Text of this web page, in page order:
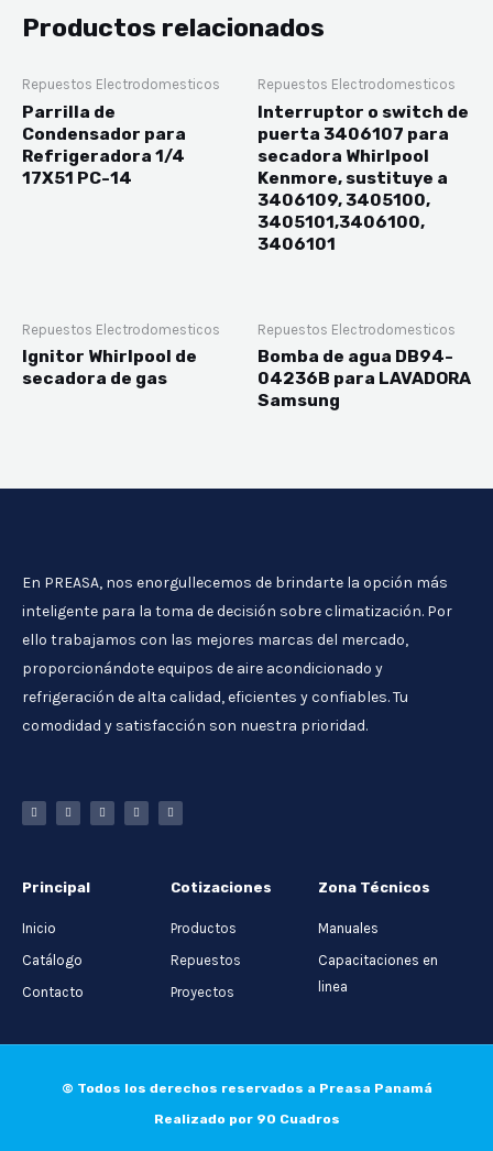
Productos relacionados
Repuestos Electrodomesticos
Parrilla de
Condensador para
Refrigeradora 1/4
17X51 PC-14
Repuestos Electrodomesticos
Interruptor o switch de
puerta 3406107 para
secadora Whirlpool
Kenmore, sustituye a
3406109, 3405100,
3405101,3406100,
3406101
Repuestos Electrodomesticos
Ignitor Whirlpool de
secadora de gas
Repuestos Electrodomesticos
Bomba de agua DB94-
04236B para LAVADORA
Samsung
En PREASA, nos enorgullecemos de brindarte la opción más
inteligente para la toma de decisión sobre climatización. Por
ello trabajamos con las mejores marcas del mercado,
proporcionándote equipos de aire acondicionado y
refrigeración de alta calidad, eficientes y confiables. Tu
comodidad y satisfacción son nuestra prioridad.
Principal
Inicio
Catálogo
Contacto
Cotizaciones
Productos
Repuestos
Proyectos
Zona Técnicos
Manuales
Capacitaciones en
linea
© Todos los derechos reservados a Preasa Panamá
Realizado por 90 Cuadros